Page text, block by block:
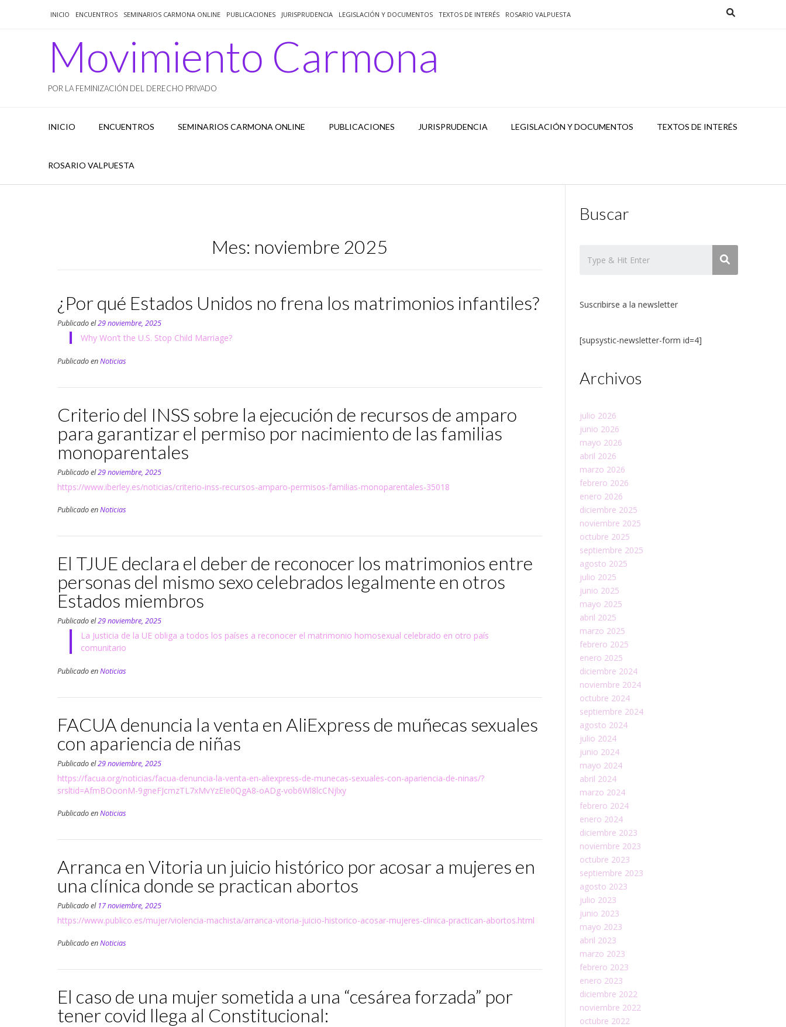
INICIO ENCUENTROS SEMINARIOS CARMONA ONLINE PUBLICACIONES JURISPRUDENCIA LEGISLACIÓN Y DOCUMENTOS TEXTOS DE INTERÉS ROSARIO VALPUESTA
Movimiento Carmona
POR LA FEMINIZACIÓN DEL DERECHO PRIVADO
INICIO ENCUENTROS SEMINARIOS CARMONA ONLINE PUBLICACIONES JURISPRUDENCIA LEGISLACIÓN Y DOCUMENTOS TEXTOS DE INTERÉS
ROSARIO VALPUESTA
Mes: noviembre 2025
¿Por qué Estados Unidos no frena los matrimonios infantiles?
Publicado el29 noviembre, 2025
Why Won’t the U.S. Stop Child Marriage?
Publicado enNoticias
Criterio del INSS sobre la ejecución de recursos de amparo
para garantizar el permiso por nacimiento de las familias
monoparentales
Publicado el29 noviembre, 2025
https://www.iberley.es/noticias/criterio-inss-recursos-amparo-permisos-familias-monoparentales-35018
Publicado enNoticias
El TJUE declara el deber de reconocer los matrimonios entre
personas del mismo sexo celebrados legalmente en otros
Estados miembros
Publicado el29 noviembre, 2025
La Justicia de la UE obliga a todos los países a reconocer el matrimonio homosexual celebrado en otro país
comunitario
Publicado enNoticias
FACUA denuncia la venta en AliExpress de muñecas sexuales
con apariencia de niñas
Publicado el29 noviembre, 2025
https://facua.org/noticias/facua-denuncia-la-venta-en-aliexpress-de-munecas-sexuales-con-apariencia-de-ninas/?
srsltid=AfmBOoonM-9gneFJcmzTL7xMvYzEIe0QgA8-oADg-vob6Wl8lcCNjlxy
Publicado enNoticias
Arranca en Vitoria un juicio histórico por acosar a mujeres en
una clínica donde se practican abortos
Publicado el 17 noviembre, 2025
https://www.publico.es/mujer/violencia-machista/arranca-vitoria-juicio-historico-acosar-mujeres-clinica-practican-abortos.html
Publicado enNoticias
El caso de una mujer sometida a una “cesárea forzada” por
tener covid llega al Constitucional:
Buscar
Suscribirse a la newsletter
[supsystic-newsletter-form id=4]
Archivos
julio 2026
junio 2026
mayo 2026
abril 2026
marzo 2026
febrero 2026
enero 2026
diciembre 2025
noviembre 2025
octubre 2025
septiembre 2025
agosto 2025
julio 2025
junio 2025
mayo 2025
abril 2025
marzo 2025
febrero 2025
enero 2025
diciembre 2024
noviembre 2024
octubre 2024
septiembre 2024
agosto 2024
julio 2024
junio 2024
mayo 2024
abril 2024
marzo 2024
febrero 2024
enero 2024
diciembre 2023
noviembre 2023
octubre 2023
septiembre 2023
agosto 2023
julio 2023
junio 2023
mayo 2023
abril 2023
marzo 2023
febrero 2023
enero 2023
diciembre 2022
noviembre 2022
octubre 2022